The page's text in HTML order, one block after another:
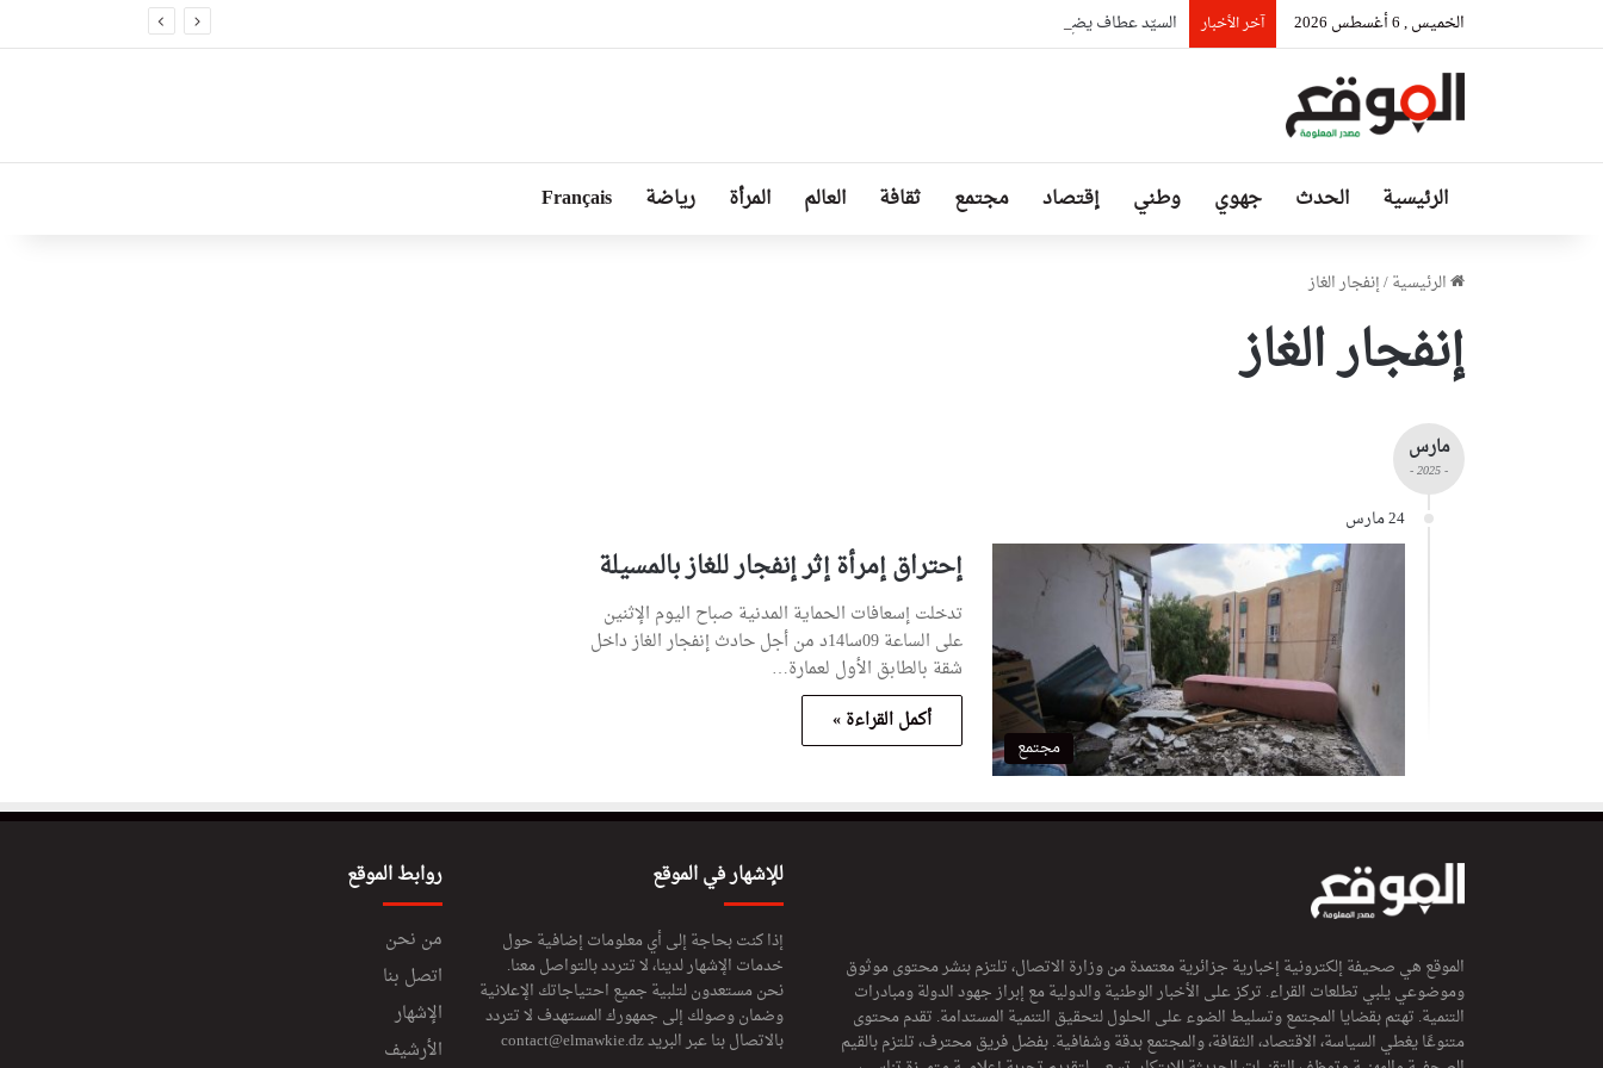
الخميس , 6 أغسطس 2026 آخر الأخبار السيّد عطاف يضع إكليلا من الزهور أمام تمثال النصر بالعاصمة مينسك
الرئيسية الحدث جهوي وطني إقتصاد مجتمع ثقافة العالم المرأة رياضة Français
الرئيسية/إنفجار الغاز
إنفجار الغاز
مارس
- 2025 -
24 مارس
مجتمع
إحتراق إمرأة إثر إنفجار للغاز بالمسيلة
تدخلت إسعافات الحماية المدنية صباح اليوم الإثنين
على الساعة 09سا14د من أجل حادث إنفجار الغاز داخل
شقة بالطابق الأول لعمارة…
أكمل القراءة »
الموقع هي صحيفة إلكترونية إخبارية جزائرية معتمدة من وزارة الاتصال، تلتزم بنشر محتوى موثوق
وموضوعي يلبي تطلعات القراء. تركز على الأخبار الوطنية والدولية مع إبراز جهود الدولة ومبادرات
التنمية. تهتم بقضايا المجتمع وتسليط الضوء على الحلول لتحقيق التنمية المستدامة. تقدم محتوى
متنوعًا يغطي السياسة، الاقتصاد، الثقافة، والمجتمع بدقة وشفافية. بفضل فريق محترف، تلتزم بالقيم
للإشهار في الموقع
إذا كنت بحاجة إلى أي معلومات إضافية حول
خدمات الإشهار لدينا، لا تتردد بالتواصل معنا.
نحن مستعدون لتلبية جميع احتياجاتك الإعلانية
وضمان وصولك إلى جمهورك المستهدف لا تتردد
بالاتصال بنا عبر البريدcontact@elmawkie.dz
روابط الموقع
من نحن
اتصل بنا
الإشهار
الأرشيف